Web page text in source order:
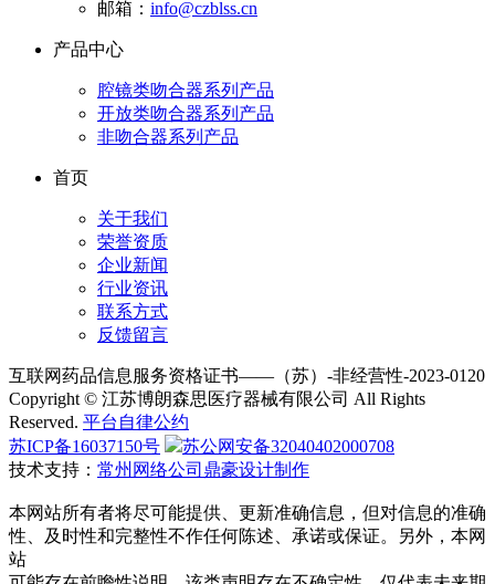
邮箱： info@czblss.cn
产品中心
腔镜类吻合器系列产品
开放类吻合器系列产品
非吻合器系列产品
首页
关于我们
荣誉资质
企业新闻
行业资讯
联系方式
反馈留言
互联网药品信息服务资格证书——（苏）-非经营性-2023-0120
Copyright © 江苏博朗森思医疗器械有限公司 All Rights
Reserved. 平台自律公约
苏ICP备16037150号
苏公网安备32040402000708
技术支持： 常州网络公司鼎豪设计制作
本网站所有者将尽可能提供、更新准确信息，但对信息的准确
性、及时性和完整性不作任何陈述、承诺或保证。另外，本网
站